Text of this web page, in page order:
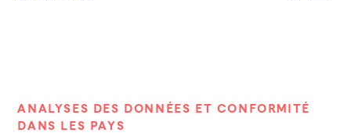
ANALYSES DES DONNÉES ET CONFORMITÉ
DANS LES PAYS